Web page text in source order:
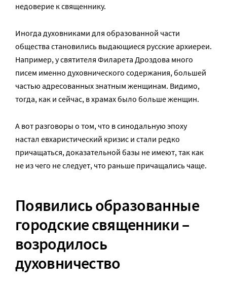
недоверие к священнику.
Иногда духовниками для образованной части
общества становились выдающиеся русские архиереи.
Например, у святителя Филарета Дроздова много
писем именно духовнического содержания, большей
частью адресованных знатным женщинам. Видимо,
тогда, как и сейчас, в храмах было больше женщин.
А вот разговоры о том, что в синодальную эпоху
настал евхаристический кризис и стали редко
причащаться, доказательной базы не имеют, так как
не из чего не следует, что раньше причащались чаще.
Появились образованные
городские священники –
возродилось
духовничество